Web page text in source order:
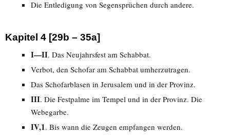
Die Entledigung von Segensprüchen durch andere.
Kapitel 4 [29b – 35a]
I—II. Das Neujahrsfest am Schabbat.
Verbot, den Schofar am Schabbat umherzutragen.
Das Schofarblasen in Jerusalem und in der Provinz.
III. Die Festpalme im Tempel und in der Provinz. Die
Webegarbe.
IV,1. Bis wann die Zeugen empfangen werden.